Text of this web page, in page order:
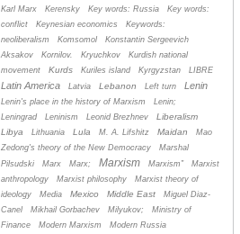
Karl Marx
Kerensky Key words: Russia
Key words:
conflict
Keynesian economics
Keywords:
neoliberalism
Komsomol
Konstantin Sergeevich
Aksakov
Kornilov. Kryuchkov
Kurdish national
movement
Kurds Kuriles island Kyrgyzstan LIBRE
Latin America Latvia Lebanon Left turn Lenin
Lenin's place in the history of Marxism
Lenin;
Leningrad
Leninism Leonid Brezhnev
Liberalism
Libya
Lithuania Lula M. A. Lifshitz Maidan
Mao
Zedong's theory of the New Democracy
Marshal
Pilsudski
Marx Marx; Marxism Marxism”
Marxist
anthropology
Marxist philosophy
Marxist theory of
ideology
Media Mexico Middle East
Miguel Diaz-
Canel
Mikhail Gorbachev Milyukov;
Ministry of
Finance
Modern Marxism
Modern Russia